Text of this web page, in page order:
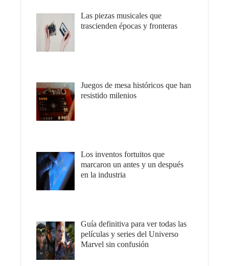
Las piezas musicales que
trascienden épocas y fronteras
Juegos de mesa históricos que han
resistido milenios
Los inventos fortuitos que
marcaron un antes y un después
en la industria
Guía definitiva para ver todas las
películas y series del Universo
Marvel sin confusión